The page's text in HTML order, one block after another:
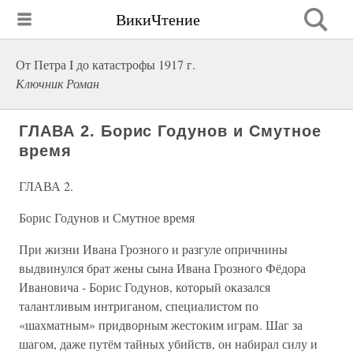
ВикиЧтение
От Петра I до катастрофы 1917 г.
Ключник Роман
ГЛАВА 2. Борис Годунов и Смутное
время
ГЛАВА 2.
Борис Годунов и Смутное время
При жизни Ивана Грозного и разгуле опричнины
выдвинулся брат жены сына Ивана Грозного Фёдора
Ивановича - Борис Годунов, который оказался
талантливым интриганом, специалистом по
«шахматным» придворным жестоким играм. Шаг за
шагом, даже путём тайных убийств, он набирал силу и